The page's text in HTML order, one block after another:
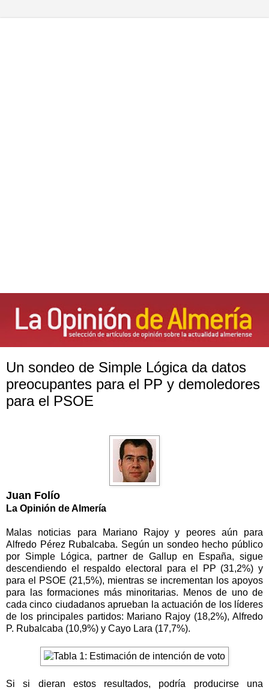
Un sondeo de Simple Lógica da datos
preocupantes para el PP y demoledores
para el PSOE
Juan Folío
La Opinión de Almería
Malas noticias para Mariano Rajoy y peores aún para
Alfredo Pérez Rubalcaba. Según un sondeo hecho público
por Simple Lógica, partner de Gallup en España, sigue
descendiendo el respaldo electoral para el PP (31,2%) y
para el PSOE (21,5%), mientras se incrementan los apoyos
para las formaciones más minoritarias. Menos de uno de
cada cinco ciudadanos aprueban la actuación de los líderes
de los principales partidos: Mariano Rajoy (18,2%), Alfredo
P. Rubalcaba (10,9%) y Cayo Lara (17,7%).
Si si dieran estos resultados, podría producirse una